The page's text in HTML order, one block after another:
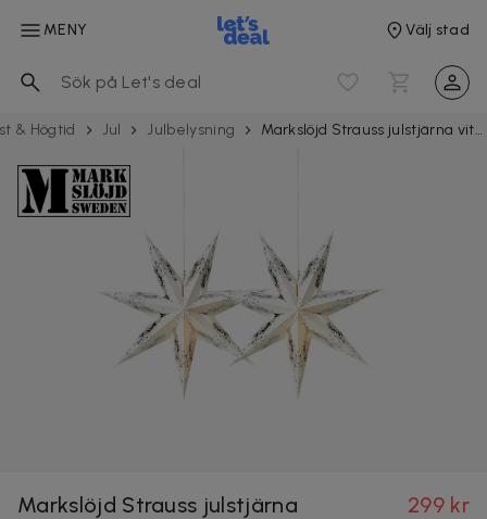
MENY Välj stad
& Högtid Jul Julbelysning Markslöjd Strauss julstjärna vit/silver 75 cm 2-pack
Markslöjd Strauss julstjärna
299 kr